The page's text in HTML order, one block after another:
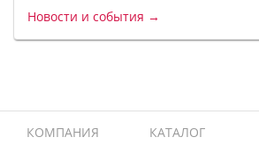
Новости и события →
КОМПАНИЯ
КАТАЛОГ